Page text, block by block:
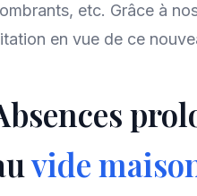
etc. Grâce à
en vue de ce
vide